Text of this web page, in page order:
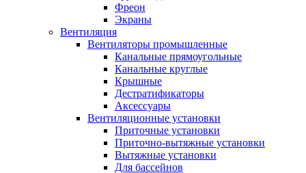
Фреон
Экраны
Вентиляция
Вентиляторы промышленные
Канальные прямоугольные
Канальные круглые
Крышные
Дестратификаторы
Аксессуары
Вентиляционные установки
Приточные установки
Приточно-вытяжные установки
Вытяжные установки
Для бассейнов